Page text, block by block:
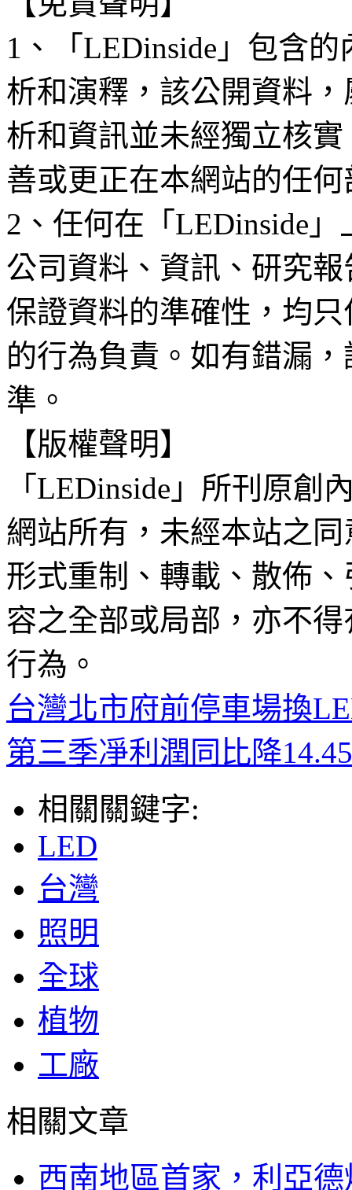
1、「LEDinside」包含
析和演釋，該公開資料
析和資訊並未經獨立核
善或更正在本網站的任
2、任何在「LEDinside
公司資料、資訊、研究
保證資料的準確性，均
的行為負責。如有錯漏
準。
【版權聲明】
「LEDinside」所刊原創
網站所有，未經本站之
形式重制、轉載、散佈
容之全部或局部，亦不
行為。
台灣北市府前停車場換
第三季凈利潤同比降
相關關鍵字:
LED
台灣
照明
全球
植物
工廠
相關文章
西南地區首家，利亞